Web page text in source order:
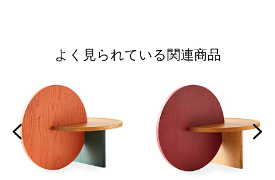
よく見られている関連商品